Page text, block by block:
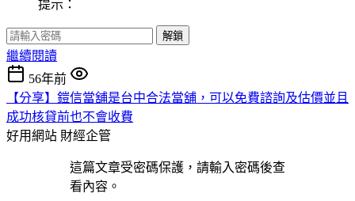
提示：
解鎖
繼續閱讀
56年前
【分享】鎧信當舖是台中合法當舖，可以免費諮詢及估價並且
成功核貸前也不會收費
好用網站 財經企管
這篇文章受密碼保護，請輸入密碼後查
看內容。